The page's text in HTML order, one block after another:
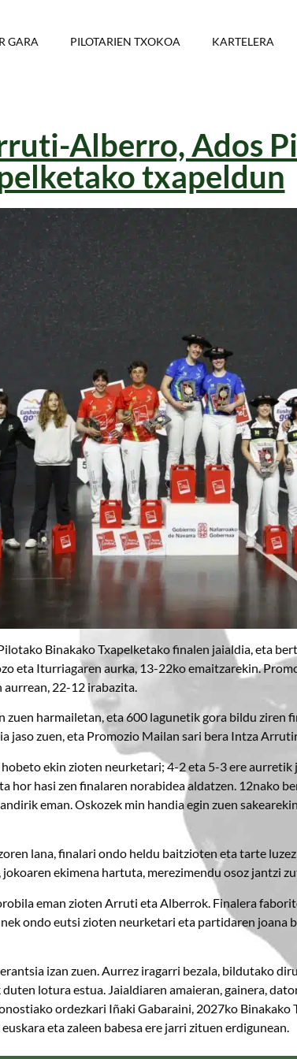
GARA PILOTARIEN TXOKOA KARTELERA
Alberro, Ados
txapeldun
Binakako Txapelketako finalen jaialdia, eta
eta Iturriagaren aurka, 13-22ko emaitzarekin.
22-12 irabazita.
harmailetan, eta 600 lagunetik gora bildu ziren
zuen, eta Promozio Mailan sari bera Intza
ekin zioten neurketari; 4-2 eta 5-3 ere aurretik
hor hasi zen finalaren norabidea aldatzen. 12nako
eman. Oskozek min handia egin zuen
lana, finalari ondo heldu baitzioten eta tarte
ekimena hartuta, merezimendu osoz jantzi
eman zioten Arruti eta Alberrok. Finalera
ondo eutsi zioten neurketari eta partidaren joana
izan zuen. Aurrez iragarri bezala, bildutako
lotura estua. Jaialdiaren amaieran, gainera,
ordezkari Iñaki Gabaraini, 2027ko
eta zaleen babesa ere jarri zituen erdigunean.